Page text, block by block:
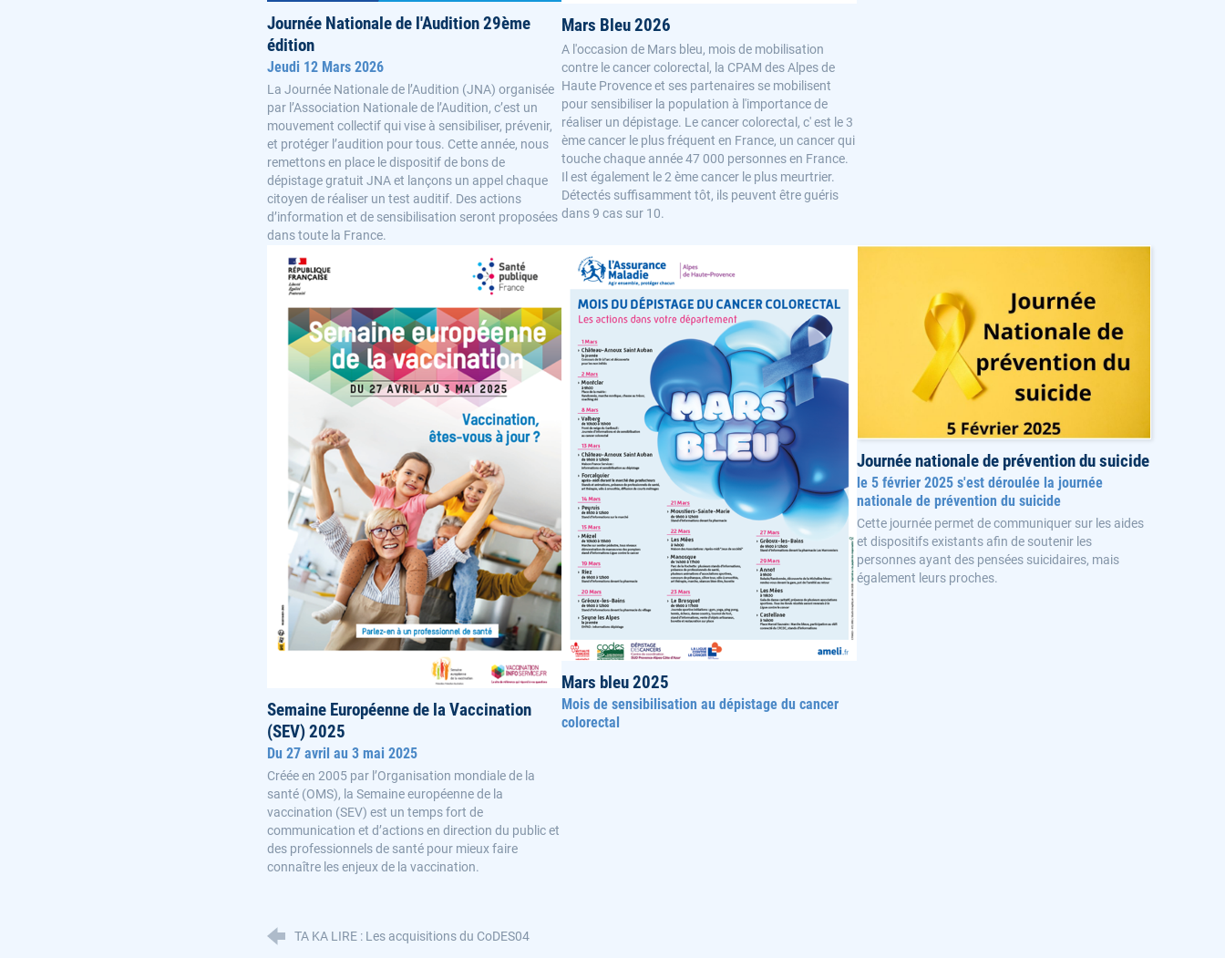
Journée Nationale de l'Audition 29ème
édition
Jeudi 12 Mars 2026
La Journée Nationale de l’Audition (JNA) organisée
par l’Association Nationale de l’Audition, c’est un
mouvement collectif qui vise à sensibiliser, prévenir,
et protéger l’audition pour tous. Cette année, nous
remettons en place le dispositif de bons de
dépistage gratuit JNA et lançons un appel chaque
citoyen de réaliser un test auditif. Des actions
d’information et de sensibilisation seront proposées
dans toute la France.
Mars Bleu 2026
A l'occasion de Mars bleu, mois de mobilisation
contre le cancer colorectal, la CPAM des Alpes de
Haute Provence et ses partenaires se mobilisent
pour sensibiliser la population à l'importance de
réaliser un dépistage. Le cancer colorectal, c' est le 3
ème cancer le plus fréquent en France, un cancer qui
touche chaque année 47 000 personnes en France.
Il est également le 2 ème cancer le plus meurtrier.
Détectés suffisamment tôt, ils peuvent être guéris
dans 9 cas sur 10.
Semaine Européenne de la Vaccination
(SEV) 2025
Du 27 avril au 3 mai 2025
Créée en 2005 par l’Organisation mondiale de la
santé (OMS), la Semaine européenne de la
vaccination (SEV) est un temps fort de
communication et d’actions en direction du public et
des professionnels de santé pour mieux faire
connaître les enjeux de la vaccination.
Mars bleu 2025
Mois de sensibilisation au dépistage du cancer
colorectal
Journée nationale de prévention du suicide
le 5 février 2025 s'est déroulée la journée
nationale de prévention du suicide
Cette journée permet de communiquer sur les aides
et dispositifs existants afin de soutenir les
personnes ayant des pensées suicidaires, mais
également leurs proches.
TA KA LIRE : Les acquisitions du CoDES04